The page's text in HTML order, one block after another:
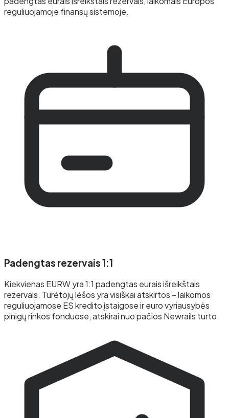
reguliuojamoje finansų sistemoje.
Padengtas rezervais 1:1
Kiekvienas EURW yra 1:1 padengtas eurais išreikštais
rezervais. Turėtojų lėšos yra visiškai atskirtos – laikomos
reguliuojamose ES kredito įstaigose ir euro vyriausybės
pinigų rinkos fonduose, atskirai nuo pačios Newrails turto.